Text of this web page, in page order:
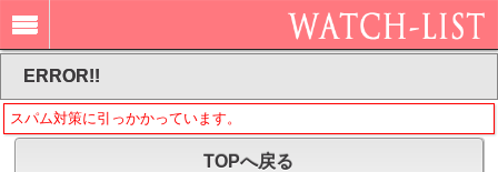
ERROR!!
スパム対策に引っかかっています。
TOPへ戻る